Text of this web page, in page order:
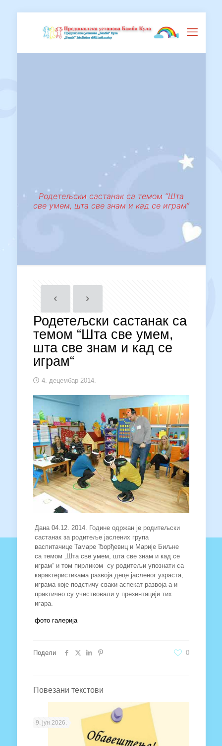
Родетељски састанак са темом “Шта
све умем, шта све знам и кад се играм“
Родетељски састанак са
темом “Шта све умем,
шта све знам и кад се
играм“
4. децембар 2014.
Дана 04.12. 2014. Године одржан је родитељски
састанак за родитеље јаслених група
васпитачице Тамаре Ђорђевиц и Марије Биљне
са темом „Шта све умем, шта све знам и кад се
играм“ и том пирликом су родитељи упознати са
карактеристикама развоја деце јасленог узраста,
играма које подстичу сваки аспекат развоја а и
практично су учествовали у презентацији тих
игара.
фото галерија
Подели 0
Повезани текстови
9. јун 2026.